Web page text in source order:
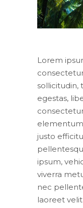
Lorem
sollicitudin,
egestas,
justo
ipsum,
viverra
nec
laoreet